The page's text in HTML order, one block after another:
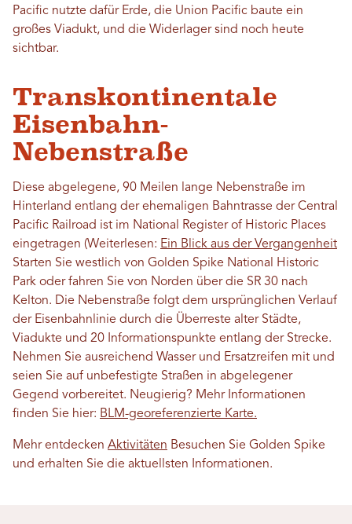
Pacific nutzte dafür Erde, die Union Pacific baute ein
großes Viadukt, und die Widerlager sind noch heute
sichtbar.
Transkontinentale
Eisenbahn-
Nebenstraße
Diese abgelegene, 90 Meilen lange Nebenstraße im
Hinterland entlang der ehemaligen Bahntrasse der Central
Pacific Railroad ist im National Register of Historic Places
eingetragen (Weiterlesen: Ein Blick aus der Vergangenheit
Starten Sie westlich von Golden Spike National Historic
Park oder fahren Sie von Norden über die SR 30 nach
Kelton. Die Nebenstraße folgt dem ursprünglichen Verlauf
der Eisenbahnlinie durch die Überreste alter Städte,
Viadukte und 20 Informationspunkte entlang der Strecke.
Nehmen Sie ausreichend Wasser und Ersatzreifen mit und
seien Sie auf unbefestigte Straßen in abgelegener
Gegend vorbereitet. Neugierig? Mehr Informationen
finden Sie hier: BLM-georeferenzierte Karte.
Mehr entdecken Aktivitäten Besuchen Sie Golden Spike
und erhalten Sie die aktuellsten Informationen.